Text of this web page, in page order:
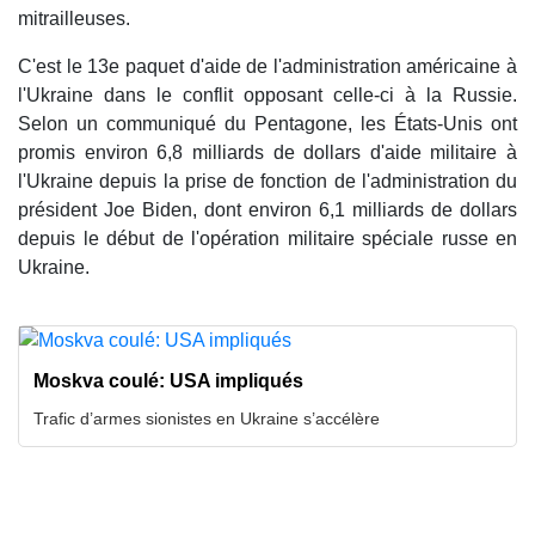
mitrailleuses.
C'est le 13e paquet d'aide de l'administration américaine à
l'Ukraine dans le conflit opposant celle-ci à la Russie.
Selon un communiqué du Pentagone, les États-Unis ont
promis environ 6,8 milliards de dollars d'aide militaire à
l'Ukraine depuis la prise de fonction de l'administration du
président Joe Biden, dont environ 6,1 milliards de dollars
depuis le début de l'opération militaire spéciale russe en
Ukraine.
Moskva coulé: USA impliqués
Trafic d’armes sionistes en Ukraine s’accélère